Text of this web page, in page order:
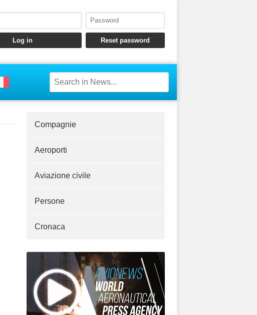
Compagnie
Aeroporti
Aviazione civile
Persone
Cronaca